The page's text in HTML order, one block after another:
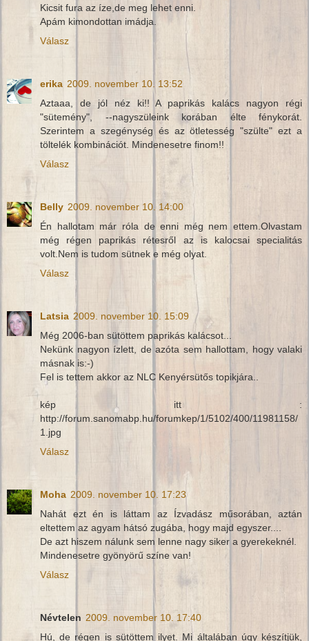
Kicsit fura az íze,de meg lehet enni.
Apám kimondottan imádja.
Válasz
erika 2009. november 10. 13:52
Aztaaa, de jól néz ki!! A paprikás kalács nagyon régi
"sütemény", --nagyszüleink korában élte fénykorát.
Szerintem a szegénység és az ötletesség "szülte" ezt a
töltelék kombinációt. Mindenesetre finom!!
Válasz
Belly 2009. november 10. 14:00
Én hallotam már róla de enni még nem ettem.Olvastam
még régen paprikás rétesről az is kalocsai specialitás
volt.Nem is tudom sütnek e még olyat.
Válasz
Latsia 2009. november 10. 15:09
Még 2006-ban sütöttem paprikás kalácsot...
Nekünk nagyon ízlett, de azóta sem hallottam, hogy valaki
másnak is:-)
Fel is tettem akkor az NLC Kenyérsütős topikjára..
kép itt :
http://forum.sanomabp.hu/forumkep/1/5102/400/11981158/
1.jpg
Válasz
Moha 2009. november 10. 17:23
Nahát ezt én is láttam az Ízvadász műsorában, aztán
eltettem az agyam hátsó zugába, hogy majd egyszer....
De azt hiszem nálunk sem lenne nagy siker a gyerekeknél.
Mindenesetre gyönyörű színe van!
Válasz
Névtelen 2009. november 10. 17:40
Hú, de régen is sütöttem ilyet. Mi általában úgy készítjük,